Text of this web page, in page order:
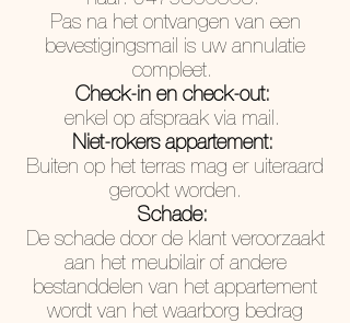
Pas na het ontvangen van een
bevestigingsmail is uw annulatie
compleet.
Check-in en check-out:
enkel op afspraak via mail.
Niet-rokers appartement:
Buiten op het terras mag er uiteraard
gerookt worden.
Schade:
De schade door de klant veroorzaakt
aan het meubilair of andere
bestanddelen van het appartement
wordt van het waarborg bedrag